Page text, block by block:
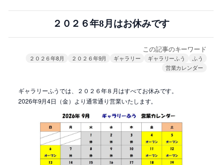
２０２６年8月はお休みです
この記事のキーワード
２０２６年8月 ２０２６年9月 ギャラリー ギャラリーふう
ふう
営業カレンダー
ギャラリーふうでは、２０２６年８月はすべてお休みです。
2026年9月4日（金）より通常通り営業いたします。